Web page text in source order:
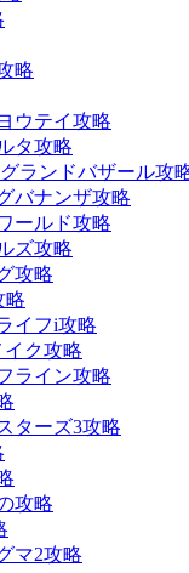
略
ウテイ攻略
タ攻略
ランドバザール攻
バナンザ攻略
ールド攻略
ズ攻略
攻略
略
イフi攻略
イク攻略
ライン攻略
ターズ3攻略
攻略
マ2攻略